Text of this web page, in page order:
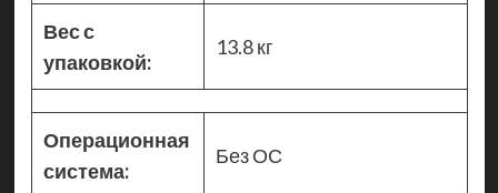
Вес с
упаковкой:
13.8 кг
Операционная
система:
Без ОС